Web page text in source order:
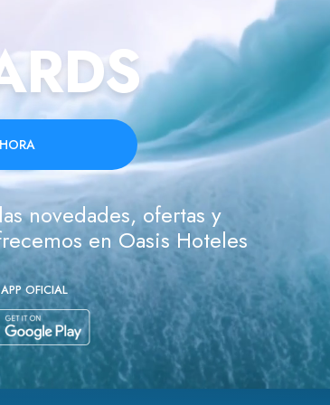
novedades, ofertas y
en Oasis Hoteles
OFICIAL